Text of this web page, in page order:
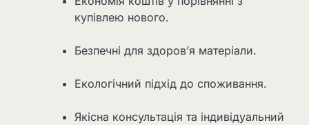
купівлею нового.
Безпечні для здоров’я матеріали.
Екологічний підхід до споживання.
Якісна консультація та індивідуальний